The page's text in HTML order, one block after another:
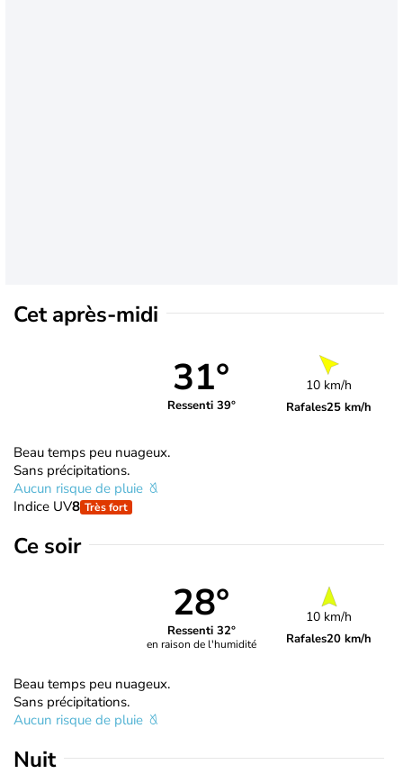
Cet après-midi
31°
Ressenti 39°
10 km/h
Rafales25 km/h
Beau temps peu nuageux.
Sans précipitations.
Aucun risque de pluie
Indice UV8 Très fort
Ce soir
28°
Ressenti 32°
en raison de l'humidité
10 km/h
Rafales20 km/h
Beau temps peu nuageux.
Sans précipitations.
Aucun risque de pluie
Nuit